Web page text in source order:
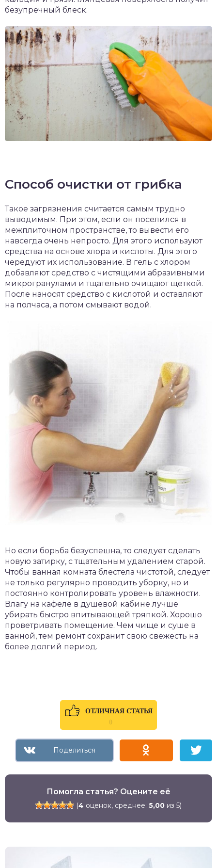
безупречный блеск.
Способ очистки от грибка
Такое загрязнения считается самым трудно
выводимым. При этом, если он поселился в
межплиточном пространстве, то вывести его
навсегда очень непросто. Для этого используют
средства на основе хлора и кислоты. Для этого
чередуют их использование. В гель с хлором
добавляют средство с чистящими абразивными
микрогранулами и тщательно очищают щеткой.
После наносят средство с кислотой и оставляют
на полчаса, а потом смывают водой.
Но если борьба безуспешна, то следует сделать
новую затирку, с тщательным удалением старой.
Чтобы ванная комната блестела чистотой, следует
не только регулярно проводить уборку, но и
постоянно контролировать уровень влажности.
Влагу на кафеле в душевой кабине лучше
убирать быстро впитывающей тряпкой. Хорошо
проветривать помещение. Чем чище и суше в
ванной, тем ремонт сохранит свою свежесть на
более долгий период.
ОТЛИЧНАЯ СТАТЬЯ
0
Помогла статья? Оцените её
(4 оценок, среднее: 5,00 из 5)